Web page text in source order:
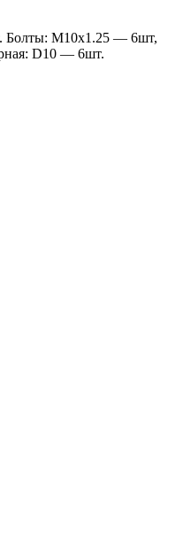
Болты: М10х1.25 — 6шт,
D10 — 6шт.